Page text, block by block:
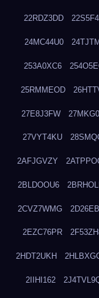
22RDZ3DD
24MC44U0
253A0XC6
25RMMEOD
27E8J3FW
27VYT4KU
2AFJGVZY
2BLDOOU6
2CVZ7WMG
2EZC76PR
2HDT2UKH
2IIHI162